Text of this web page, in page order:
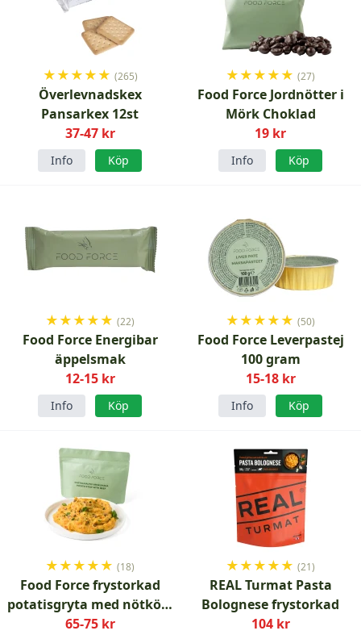
★★★★★ (265)
Överlevnadskex
Pansarkex 12st
37-47 kr
Info Köp
★★★★★ (27)
Food Force Jordnötter i
Mörk Choklad
19 kr
Info Köp
★★★★★ (22)
Food Force Energibar
äppelsmak
12-15 kr
Info Köp
★★★★★ (50)
Food Force Leverpastej
100 gram
15-18 kr
Info Köp
★★★★★ (18)
Food Force frystorkad
potatisgryta med nötkött
150g
65-75 kr
★★★★★ (21)
REAL Turmat Pasta
Bolognese frystorkad
104 kr